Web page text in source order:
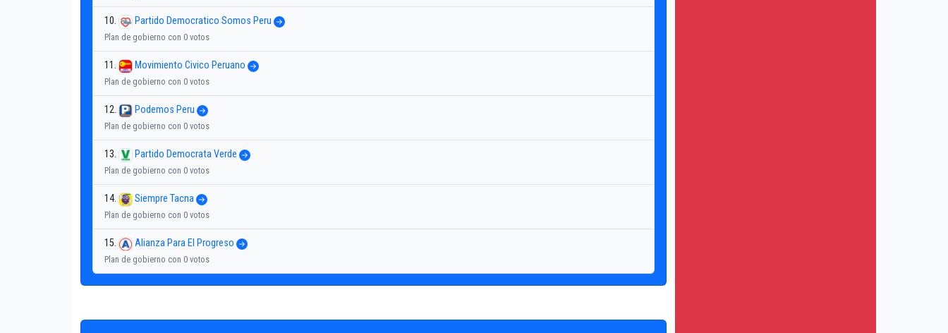
10. Partido Democratico Somos Peru
Plan de gobierno con 0 votos
11. Movimiento Civico Peruano
Plan de gobierno con 0 votos
12. Podemos Peru
Plan de gobierno con 0 votos
13. Partido Democrata Verde
Plan de gobierno con 0 votos
14. Siempre Tacna
Plan de gobierno con 0 votos
15. Alianza Para El Progreso
Plan de gobierno con 0 votos